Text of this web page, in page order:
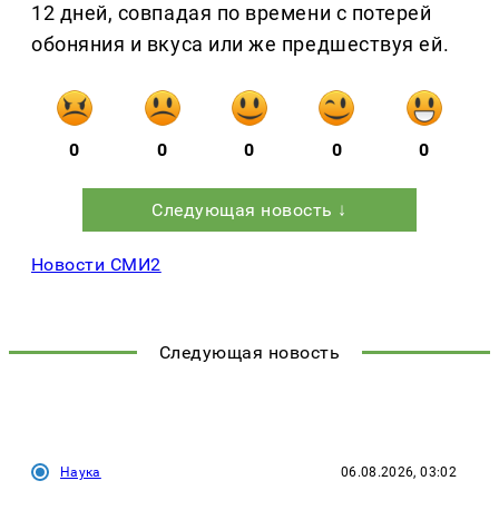
12 дней, совпадая по времени с потерей
обоняния и вкуса или же предшествуя ей.
0 0 0 0 0
Следующая новость ↓
Новости СМИ2
Следующая новость
Наука 06.08.2026, 03:02